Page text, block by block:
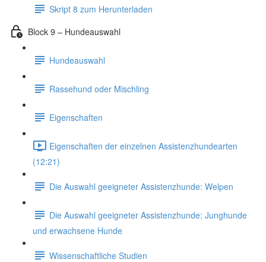
Skript 8 zum Herunterladen
Block 9 – Hundeauswahl
Hundeauswahl
Rassehund oder Mischling
Eigenschaften
Eigenschaften der einzelnen Assistenzhundearten
(12:21)
Die Auswahl geeigneter Assistenzhunde: Welpen
Die Auswahl geeigneter Assistenzhunde: Junghunde
und erwachsene Hunde
Wissenschaftliche Studien